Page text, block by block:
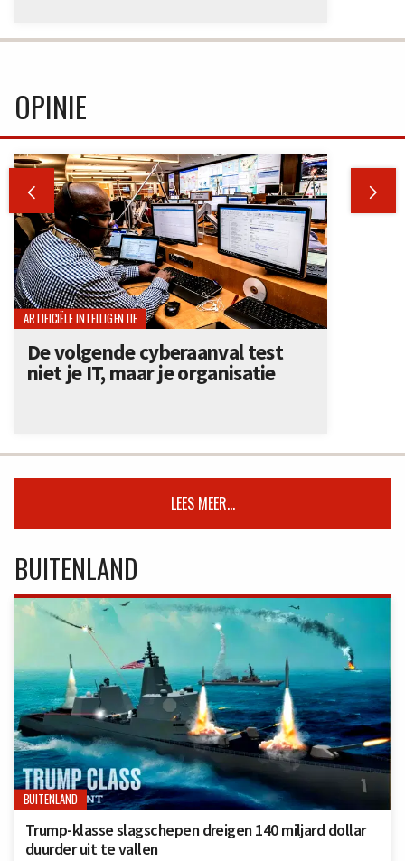
OPINIE
 
ARTIFICIËLE INTELLIGENTIE
De volgende cyberaanval test
niet je IT, maar je organisatie
LEES MEER...
BUITENLAND
BUITENLAND
Trump-klasse slagschepen dreigen 140 miljard dollar
duurder uit te vallen